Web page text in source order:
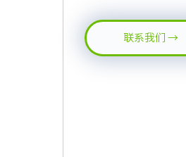
联系我们 →